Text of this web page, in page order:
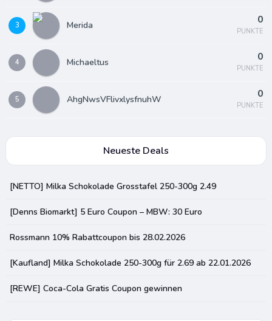
3 Merida 0
PUNKTE
4 Michaeltus 0
PUNKTE
5 AhgNwsVFlivxlysfnuhW 0
PUNKTE
Neueste Deals
[NETTO] Milka Schokolade Grosstafel 250-300g 2.49
[Denns Biomarkt] 5 Euro Coupon – MBW: 30 Euro
Rossmann 10% Rabattcoupon bis 28.02.2026
[Kaufland] Milka Schokolade 250-300g für 2.69 ab 22.01.2026
[REWE] Coca-Cola Gratis Coupon gewinnen